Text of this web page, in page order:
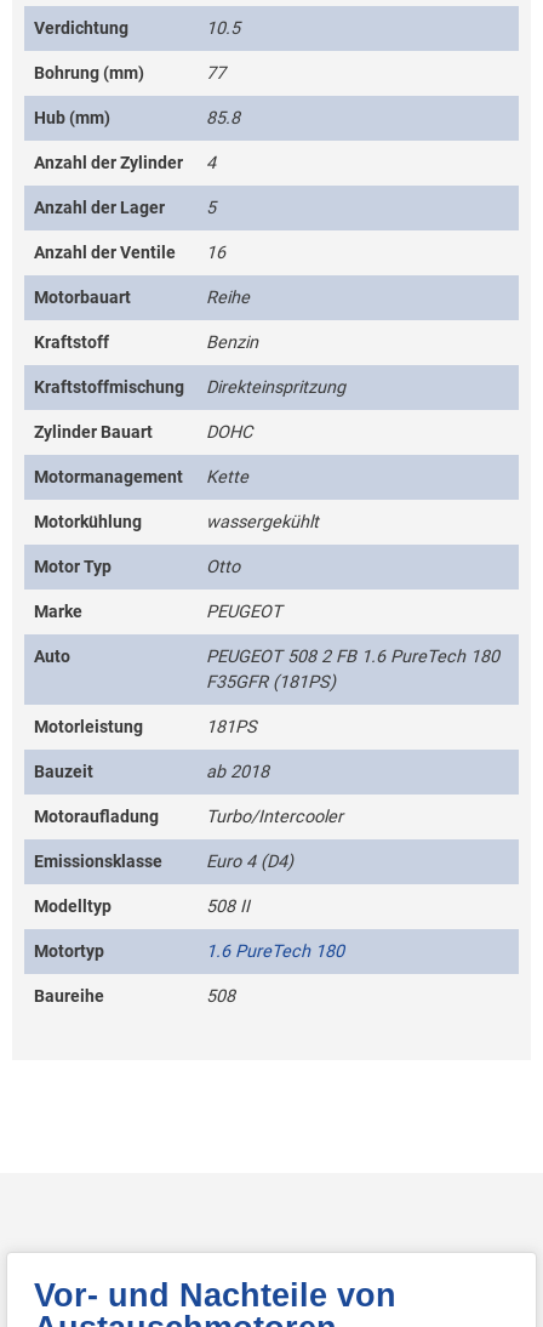
Verdichtung 10.5
Bohrung (mm) 77
Hub (mm) 85.8
Anzahl der Zylinder 4
Anzahl der Lager 5
Anzahl der Ventile 16
Motorbauart Reihe
Kraftstoff Benzin
Kraftstoffmischung Direkteinspritzung
Zylinder Bauart DOHC
Motormanagement Kette
Motorkühlung wassergekühlt
Motor Typ Otto
Marke PEUGEOT
Auto
PEUGEOT 508 2 FB 1.6 PureTech 180
F35GFR (181PS)
Motorleistung 181PS
Bauzeit ab 2018
Motoraufladung Turbo/Intercooler
Emissionsklasse Euro 4 (D4)
Modelltyp 508 II
Motortyp 1.6 PureTech 180
Baureihe 508
Vor- und Nachteile von